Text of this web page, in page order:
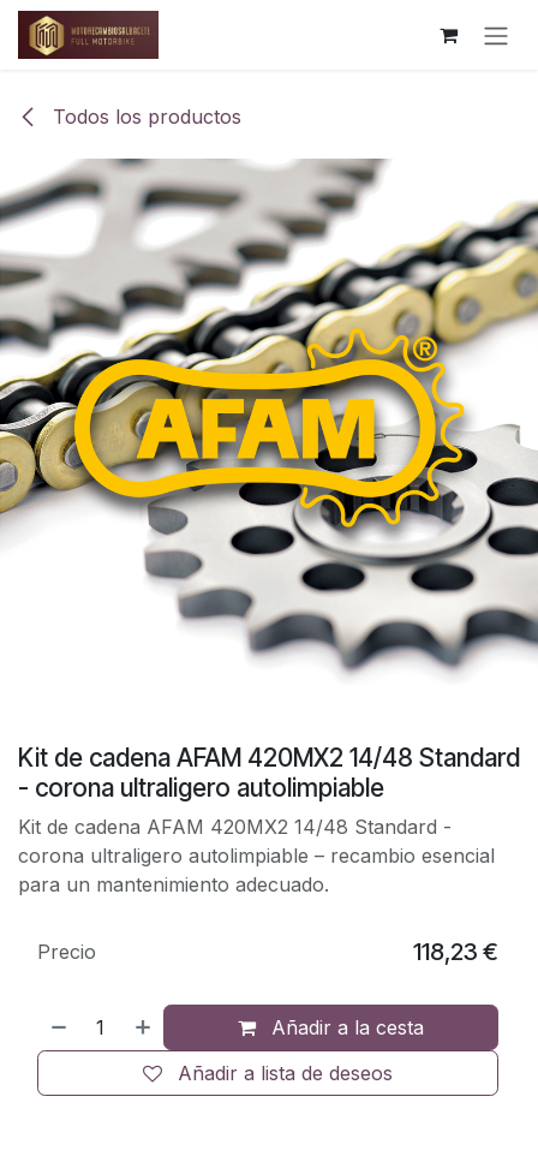
Ir al contenido
Todos los productos
Kit de cadena AFAM 420MX2 14/48 Standard
- corona ultraligero autolimpiable
Kit de cadena AFAM 420MX2 14/48 Standard -
corona ultraligero autolimpiable – recambio esencial
para un mantenimiento adecuado.
Añadir a la cesta
Añadir a lista de deseos
Precio 118,23 €